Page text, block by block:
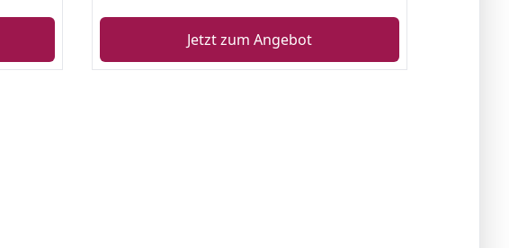
Jetzt zum Angebot